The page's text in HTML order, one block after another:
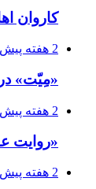
کاروان
2 هفته پیش
«مِیّت»
2 هفته پیش
«روایت
2 هفته پیش